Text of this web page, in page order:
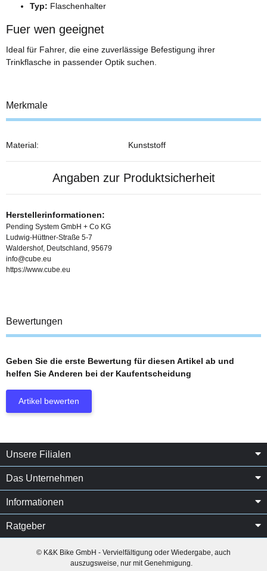
Typ: Flaschenhalter
Fuer wen geeignet
Ideal für Fahrer, die eine zuverlässige Befestigung ihrer
Trinkflasche in passender Optik suchen.
Merkmale
Material: Kunststoff
Angaben zur Produktsicherheit
Herstellerinformationen:
Pending System GmbH + Co KG
Ludwig-Hüttner-Straße 5-7
Waldershof, Deutschland, 95679
info@cube.eu
https://www.cube.eu
Bewertungen
Geben Sie die erste Bewertung für diesen Artikel ab und
helfen Sie Anderen bei der Kaufentscheidung
Artikel bewerten
Unsere Filialen
Das Unternehmen
Informationen
Ratgeber
© K&K Bike GmbH - Vervielfältigung oder Wiedergabe, auch
auszugsweise, nur mit Genehmigung.